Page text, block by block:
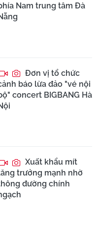
Nam trung tâm Đà
Đơn vị tổ chức
báo lừa đảo "vé nội
concert BIGBANG Hà
Xuất khẩu mít
trưởng mạnh nhờ
đường chính